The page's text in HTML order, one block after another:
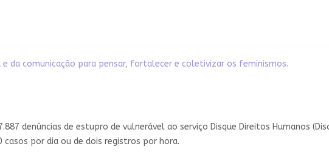
da comunicação para pensar, fortalecer e coletivizar os feminismos.
denúncias de estupro de vulnerável ao serviço Disque Direitos Humanos
casos por dia ou de dois registros por hora.